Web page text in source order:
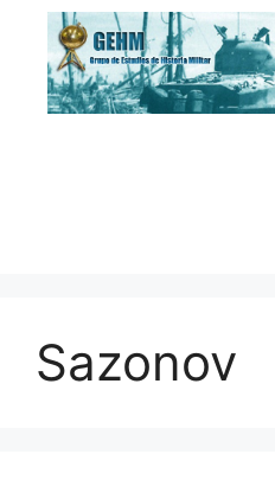
Saltar
contenido
Sazonov